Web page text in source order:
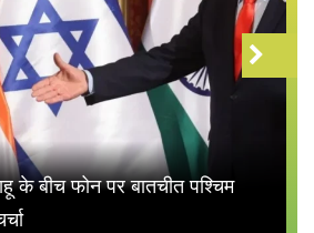
के बीच फोन पर बातचीत पश्चिम